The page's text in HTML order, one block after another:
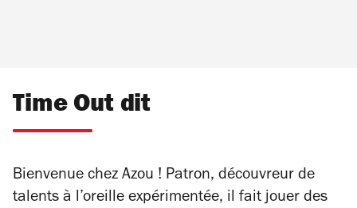
Time Out dit
Bienvenue chez Azou ! Patron, découvreur de
talents à l’oreille expérimentée, il fait jouer des